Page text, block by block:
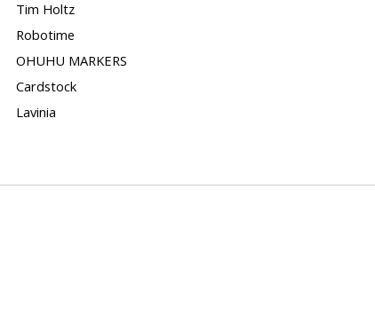
Tim Holtz
Robotime
OHUHU MARKERS
Cardstock
Lavinia